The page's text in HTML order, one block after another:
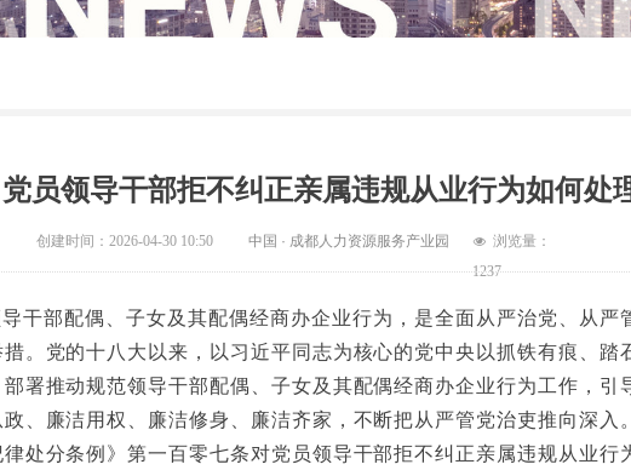
党员领导干部拒不纠正亲属违规从业行为如何处
干部配偶、子女及其配偶经商办企业行为，是全面从严治党、从严
。党的十八大以来，以习近平同志为核心的党中央以抓铁有痕、踏
署推动规范领导干部配偶、子女及其配偶经商办企业行为工作，引
、廉洁用权、廉洁修身、廉洁齐家，不断把从严管党治吏推向深入
律处分条例》第一百零七条对党员领导干部拒不纠正亲属违规从业行
创建时间： 2026-04-30 10:50 넶 浏览量：
1237
中国 · 成都人力资源服务产业园